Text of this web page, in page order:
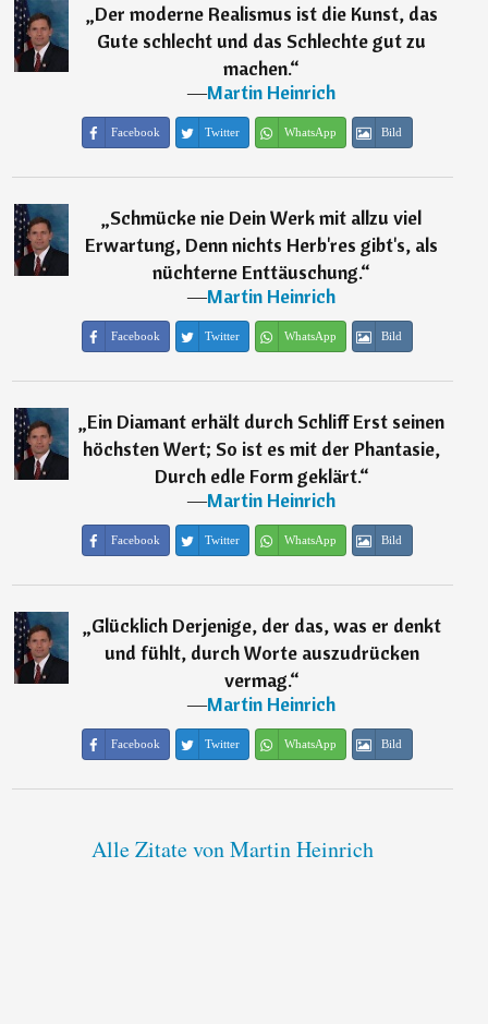
„Der moderne Realismus ist die Kunst, das
Gute schlecht und das Schlechte gut zu
machen.“
―Martin Heinrich
Facebook Twitter WhatsApp Bild
„Schmücke nie Dein Werk mit allzu viel
Erwartung, Denn nichts Herb'res gibt's, als
nüchterne Enttäuschung.“
―Martin Heinrich
Facebook Twitter WhatsApp Bild
„Ein Diamant erhält durch Schliff Erst seinen
höchsten Wert; So ist es mit der Phantasie,
Durch edle Form geklärt.“
―Martin Heinrich
Facebook Twitter WhatsApp Bild
„Glücklich Derjenige, der das, was er denkt
und fühlt, durch Worte auszudrücken
vermag.“
―Martin Heinrich
Facebook Twitter WhatsApp Bild
Alle Zitate von Martin Heinrich